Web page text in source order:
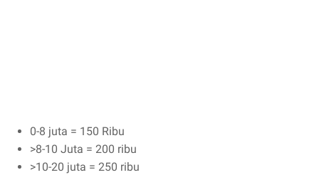
0-8 juta = 150 Ribu
>8-10 Juta = 200 ribu
>10-20 juta = 250 ribu